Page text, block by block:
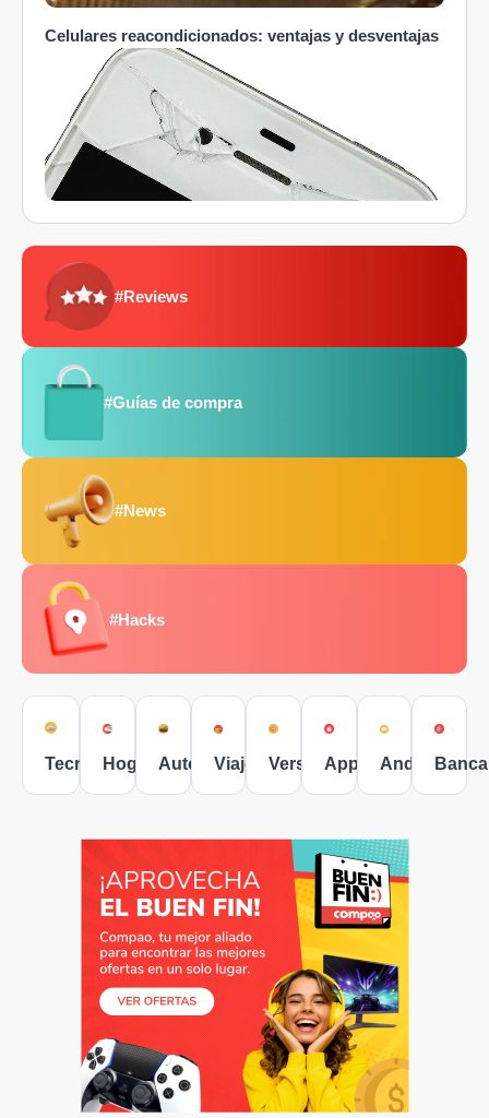
Celulares reacondicionados: ventajas y desventajas
#Reviews
#Guías de compra
#News
#Hacks
Tecnología
Hogar Autos Viajes VersusApple AndroidBanca